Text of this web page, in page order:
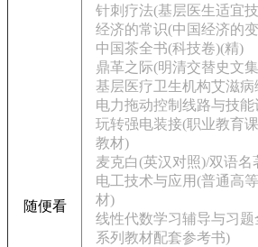
随便看
针刺疗法(基层医生适宜
经济的常识(中国经济的
中国茶全书(科技卷)(精)
鼎革之际(明清交替史文
基层医疗卫生机构艾滋
电力拖动控制线路与技
玩转强电装接(职业教育
教材)
麦克白(英汉对照)/双语名
电工技术与应用(普通高
材)
线性代数学习辅导与习
系列教材配套参考书)